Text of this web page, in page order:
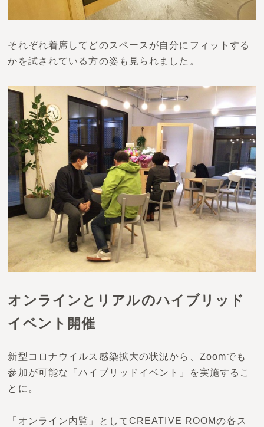
それぞれ着席してどのスペースが自分にフィットする
かを試されている方の姿も見られました。
オンラインとリアルのハイブリッド
イベント開催
新型コロナウイルス感染拡大の状況から、Zoomでも
参加が可能な「ハイブリッドイベント」を実施するこ
とに。
「オンライン内覧」としてCREATIVE ROOMの各ス